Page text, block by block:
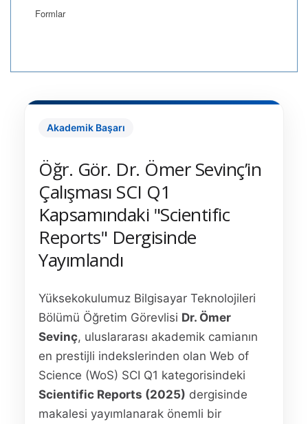
Formlar
Akademik Başarı
Öğr. Gör. Dr. Ömer Sevinç’in
Çalışması SCI Q1
Kapsamındaki "Scientific
Reports" Dergisinde
Yayımlandı
Yüksekokulumuz Bilgisayar Teknolojileri
Bölümü Öğretim Görevlisi Dr. Ömer
Sevinç, uluslararası akademik camianın
en prestijli indekslerinden olan Web of
Science (WoS) SCI Q1 kategorisindeki
Scientific Reports (2025) dergisinde
makalesi yayımlanarak önemli bir